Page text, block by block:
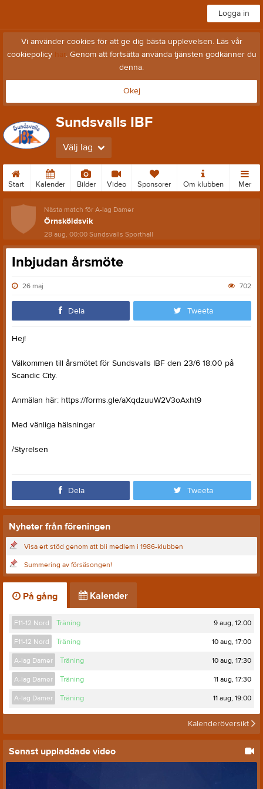
Logga in
Vi använder cookies för att ge dig bästa upplevelsen. Läs vår
cookiepolicy här. Genom att fortsätta använda tjänsten godkänner du
denna.
Okej
Sundsvalls IBF
Välj lag
Start Kalender Bilder Video Sponsorer Om klubben Mer
Nästa match för A-lag Damer
Örnsköldsvik
28 aug, 00:00Sundsvalls Sporthall
Inbjudan årsmöte
26 maj 702
Dela Tweeta
Hej!
Välkommen till årsmötet för Sundsvalls IBF den 23/6 18:00 på
Scandic City.
Anmälan här: https://forms.gle/aXqdzuuW2V3oAxht9
Med vänliga hälsningar
/Styrelsen
Dela Tweeta
Nyheter från föreningen
Visa ert stöd genom att bli medlem i 1986-klubben
Summering av försäsongen!
På gång Kalender
F11-12 Nord Träning 9 aug, 12:00
F11-12 Nord Träning 10 aug, 17:00
A-lag Damer Träning 10 aug, 17:30
A-lag Damer Träning 11 aug, 17:30
A-lag Damer Träning 11 aug, 19:00
Kalenderöversikt
Senast uppladdade video